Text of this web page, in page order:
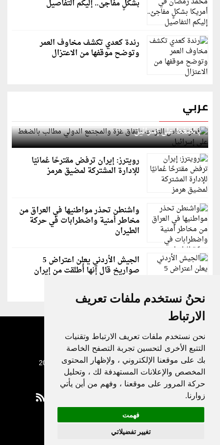
نحنُ نستخدم ملفات تعريف
الارتباط
نحن نستخدم ملفات تعريف الارتباط وتقنيات
التتبع الأخرى لتحسين تجربة التصفح الخاصة
بك على موقعنا الإلكتروني ، ولإظهار المحتوى
المخصص والإعلانات المستهدفة لك ، وتحليل
حركة المرور على موقعنا ، وفهم من أين يأتي
زوارنا.
فهمت
تغيير تفضيلاتي
بشكلٍ مفاجئ.. إليكم التفاصيل
رندة كعدي تكشف مخاوف العمر
وتوضح موقفها من الاعتزال
عربي
قطر: حماس التزمت باتفاق غزة والمجتمع الدولي مطالب
بالضغط على إسرائيل
رويترز: إيران ترفض مقترحًا عُمانيًا
للإدارة المشتركة لمضيق هرمز
واشنطن تحذر مواطنيها في العراق من
مخاطر أمنية واضطرابات في حركة
الطيران
الجيش الأردني يعلن اعتراض 5
صواريخ قال إنها أُطلقت من إيران
جميع الحقوق محفوظة لدنيا الوطن © 2003 - 2022
Privacy Policy